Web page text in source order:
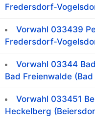
Fredersdorf-
Vorwahl 033439
Fredersdorf-
Vorwahl 03344
Bad Freienwalde
Vorwahl 033451
Heckelberg